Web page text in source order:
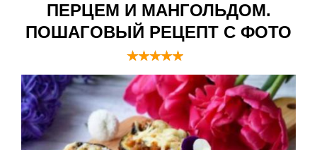
ПЕРЦЕМ И МАНГОЛЬДОМ.
ПОШАГОВЫЙ РЕЦЕПТ С ФОТО